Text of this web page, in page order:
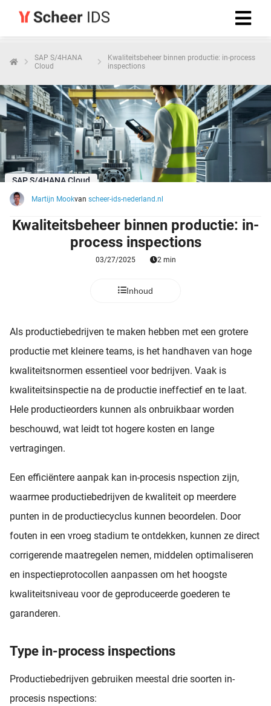
SAP S/4HANA
Cloud
Kwaliteitsbeheer binnen productie: in-process
inspections
SAP S/4HANA Cloud
Martijn Mookvan scheer-ids-nederland.nl
Kwaliteitsbeheer binnen productie: in-
process inspections
03/27/2025 2 min
Inhoud
Als productiebedrijven te maken hebben met een grotere
productie met kleinere teams, is het handhaven van hoge
kwaliteitsnormen essentieel voor bedrijven. Vaak is
kwaliteitsinspectie na de productie ineffectief en te laat.
Hele productieorders kunnen als onbruikbaar worden
beschouwd, wat leidt tot hogere kosten en lange
vertragingen.
Een efficiëntere aanpak kan in-procesis nspection zijn,
waarmee productiebedrijven de kwaliteit op meerdere
punten in de productiecyclus kunnen beoordelen. Door
fouten in een vroeg stadium te ontdekken, kunnen ze direct
corrigerende maatregelen nemen, middelen optimaliseren
en inspectieprotocollen aanpassen om het hoogste
kwaliteitsniveau voor de geproduceerde goederen te
garanderen.
Type in-process inspections
Productiebedrijven gebruiken meestal drie soorten in-
procesis nspections: